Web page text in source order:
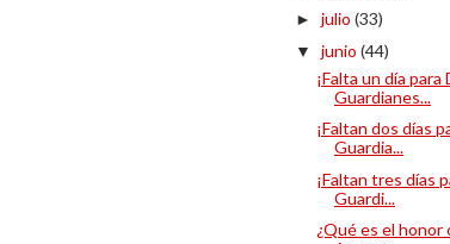
► julio (33)
▼ junio (44)
¡Falta un día
Guardianes...
¡Faltan dos días
Guardia...
¡Faltan tres días
Guardi...
¿Qué es el honor